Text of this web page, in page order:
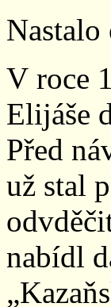
V roce
Elijáše
Před
už stal
nabídl